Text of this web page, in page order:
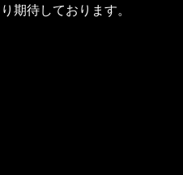
期待しております。